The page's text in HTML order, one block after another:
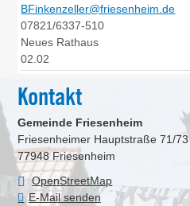
BFinkenzeller@friesenheim.de
07821/6337-510
Neues Rathaus
02.02
Kontakt
Gemeinde Friesenheim
Friesenheimer Hauptstraße 71/73
77948 Friesenheim
OpenStreetMap
E-Mail senden